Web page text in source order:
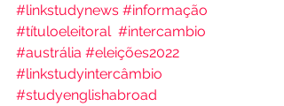
#linkstudynews #informação
#títuloeleitoral #intercambio
#austrália #eleições2022
#linkstudyintercâmbio
#studyenglishabroad